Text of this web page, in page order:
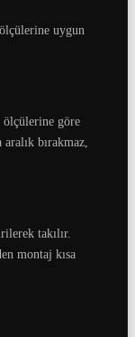
uygun
ölçülerine göre
bırakmaz,
takılır.
montaj kısa